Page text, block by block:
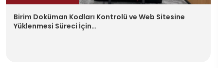
Birim Doküman Kodları Kontrolü ve Web Sitesine
Yüklenmesi Süreci İçin…